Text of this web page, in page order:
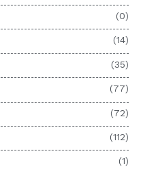
(0)
(14)
(35)
(77)
(72)
(112)
(1)